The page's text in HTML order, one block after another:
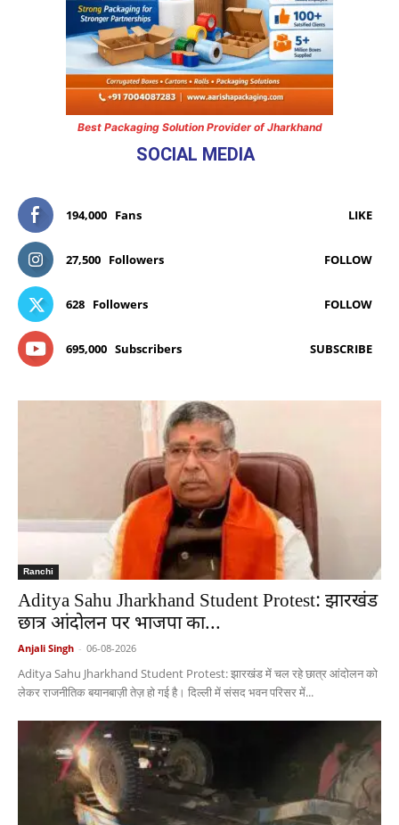
Best Packaging Solution Provider of Jharkhand
SOCIAL MEDIA
194,000 Fans LIKE
27,500 Followers FOLLOW
628 Followers FOLLOW
695,000 Subscribers SUBSCRIBE
Ranchi
Aditya Sahu Jharkhand Student Protest: झारखंड
छात्र आंदोलन पर भाजपा का...
Anjali Singh - 06-08-2026
Aditya Sahu Jharkhand Student Protest: झारखंड में चल रहे छात्र आंदोलन को
लेकर राजनीतिक बयानबाज़ी तेज़ हो गई है। दिल्ली में संसद भवन परिसर में...